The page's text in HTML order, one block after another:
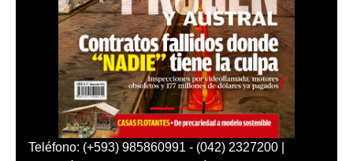
Teléfono: (+593) 985860991 - (042) 2327200 |